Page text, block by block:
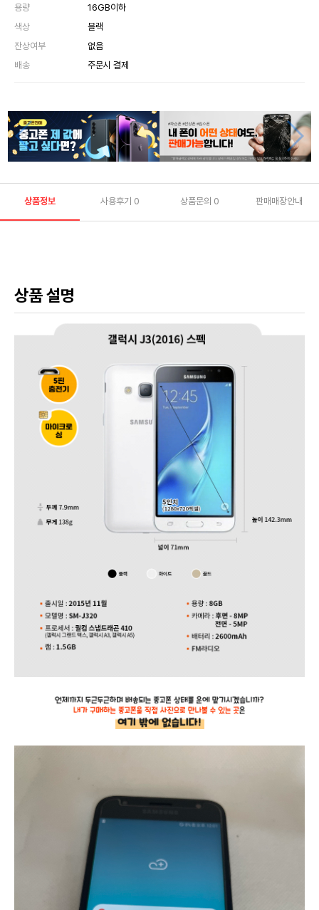
용량
16GB이하
색상
블랙
잔상여부
없음
배송
주문시 결제
상품정보 사용후기 0 상품문의 0 판매매장안내
상품 설명